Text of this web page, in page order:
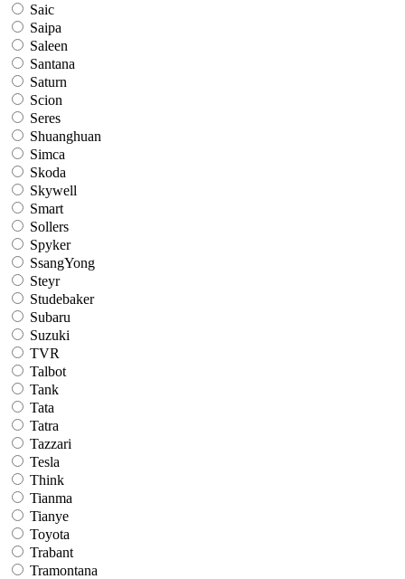
Saic
Saipa
Saleen
Santana
Saturn
Scion
Seres
Shuanghuan
Simca
Skoda
Skywell
Smart
Sollers
Spyker
SsangYong
Steyr
Studebaker
Subaru
Suzuki
TVR
Talbot
Tank
Tata
Tatra
Tazzari
Tesla
Think
Tianma
Tianye
Toyota
Trabant
Tramontana